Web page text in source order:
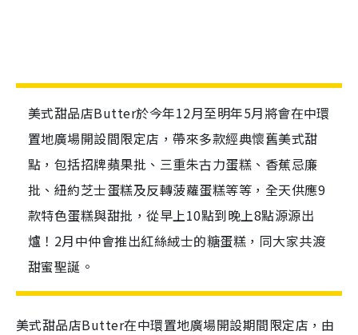
美式甜品店Butter於今年12月至明年5月將會在中環
置地廣場開設間限定店，帶來多款經典懷舊美式甜
點，包括招牌蘋果批、三重朱古力蛋糕、香蕉忌廉
批、紐約芝士蛋糕及反轉菠蘿蛋糕等等，全天供應9
款特色蛋糕與甜批，從早上10點到晚上8點源源出
爐！2月中仲會推出紅絲絨士的糖蛋糕，同大家共渡
甜蜜聖誕。
美式甜品店Butter在中環置地廣場開設期間限定店，由